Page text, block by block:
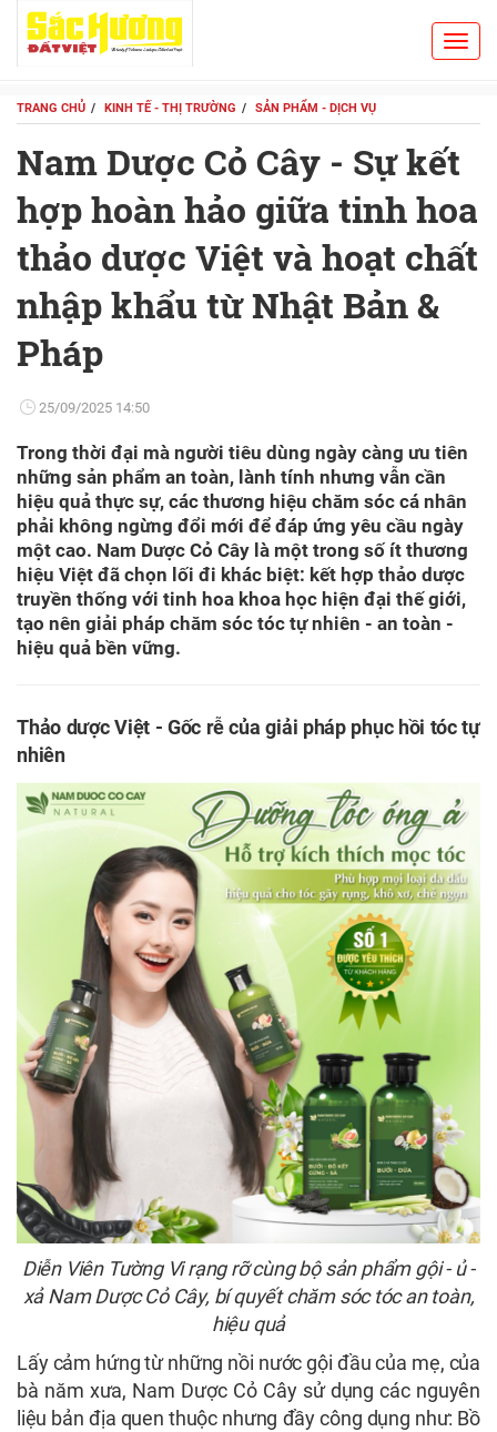
TRANG CHỦ KINH TẾ - THỊ TRƯỜNG SẢN PHẨM - DỊCH VỤ
Nam Dược Cỏ Cây - Sự kết
hợp hoàn hảo giữa tinh hoa
thảo dược Việt và hoạt chất
nhập khẩu từ Nhật Bản &
Pháp
25/09/2025 14:50
Trong thời đại mà người tiêu dùng ngày càng ưu tiên
những sản phẩm an toàn, lành tính nhưng vẫn cần
hiệu quả thực sự, các thương hiệu chăm sóc cá nhân
phải không ngừng đổi mới để đáp ứng yêu cầu ngày
một cao. Nam Dược Cỏ Cây là một trong số ít thương
hiệu Việt đã chọn lối đi khác biệt: kết hợp thảo dược
truyền thống với tinh hoa khoa học hiện đại thế giới,
tạo nên giải pháp chăm sóc tóc tự nhiên - an toàn -
hiệu quả bền vững.
Thảo dược Việt - Gốc rễ của giải pháp phục hồi tóc tự
nhiên
Diễn Viên Tường Vi rạng rỡ cùng bộ sản phẩm gội - ủ -
xả Nam Dược Cỏ Cây, bí quyết chăm sóc tóc an toàn,
hiệu quả
Lấy cảm hứng từ những nồi nước gội đầu của mẹ, của
bà năm xưa, Nam Dược Cỏ Cây sử dụng các nguyên
liệu bản địa quen thuộc nhưng đầy công dụng như: Bồ